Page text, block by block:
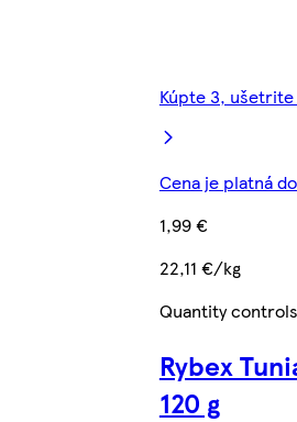
Kúpte 3,
Cena je platná
1,99 €
22,11 €/kg
Quantity controls
Rybex
120 g